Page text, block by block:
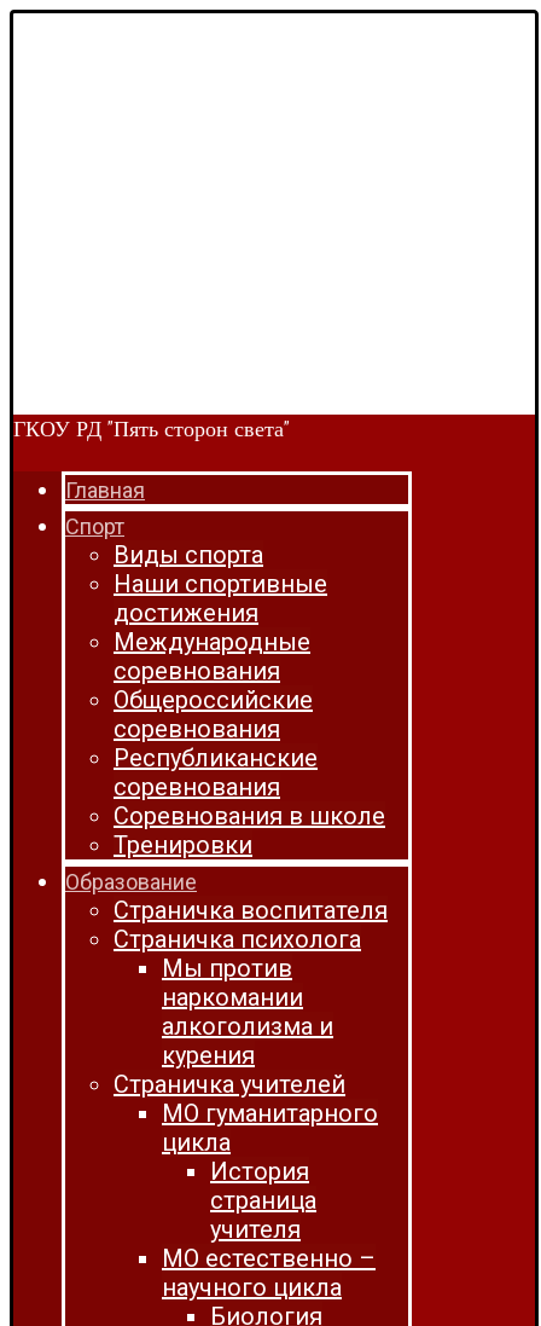
ГКОУ РД "Пять сторон света"
Главная
Спорт
Виды спорта
Наши спортивные
достижения
Международные
соревнования
Общероссийские
соревнования
Республиканские
соревнования
Соревнования в школе
Тренировки
Образование
Страничка воспитателя
Страничка психолога
Мы против
наркомании
алкоголизма и
курения
Страничка учителей
МО гуманитарного
цикла
История
страница
учителя
МО естественно –
научного цикла
Биология